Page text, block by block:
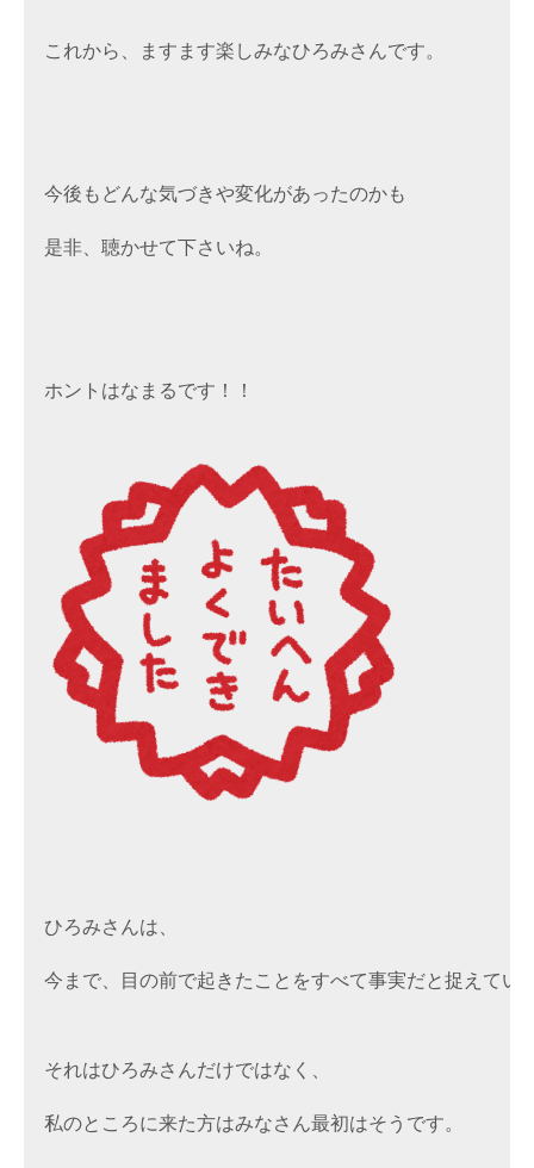
これから、ますます楽しみなひろみさんです。
今後もどんな気づきや変化があったのかも
是非、聴かせて下さいね。
ホントはなまるです！！
ひろみさんは、
今まで、目の前で起きたことをすべて事実だと捉えてい
それはひろみさんだけではなく、
私のところに来た方はみなさん最初はそうです。